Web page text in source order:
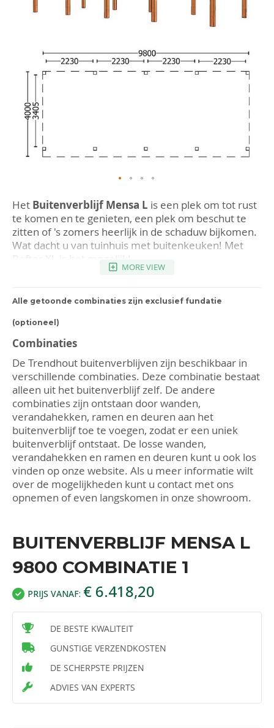
afbeeldingen-
gallerij
naar
het
begin
van
de
afbeeldingen-
Het Buitenverblijf Mensa L is een plek om tot rust
te komen en te genieten, een plek om beschut te
zitten of 's zomers heerlijk in de schaduw bijkomen.
Wat dacht u van tuinhuis met buitenkeuken! Met
Refter XL is het mogelijk!
Het buitenverblijf is gemaakt van onbehandeld en
Lariks/Douglas
naaldhout soorten van Europa. Het hout dat
gebruikt wordt voor de constructie is dan ook
gecertificeerd. Lariks/Douglas valt op door de mooie
kleur en structuur die het buitenverblijf direct een
warme uitstraling geven. Het hout valt in
duurzaamheidsklasse III en heeft onbehandeld een
levensduur van circa 10 tot 15 jaar. Met het
uitdrogen wordt het hout steeds harder en
onbehandeld zal het hout uiteindelijk een mooie,
natuurlijke grijze kleur krijgen. Natuurlijk is het
mogelijk om het buitenverblijf te laten behandelen.
Neem hiervoor contact op met een van onze
verkopers naar de dieverse mogelijkheden.
Eersteklas kwaliteit: Lariks/Douglas
Afmetingen (bxdxh): 5000 x 4000 x 2600 mm
mm
Inhoud bouwpakket
MORE VIEW
Alle getoonde combinaties zijn exclusief fundatie
(optioneel)
Combinaties
De Trendhout buitenverblijven zijn beschikbaar in
verschillende combinaties. Deze combinatie bestaat
alleen uit het buitenverblijf zelf. De andere
combinaties zijn ontstaan door wanden,
verandahekken, ramen en deuren aan het
buitenverblijf toe te voegen, zodat er een uniek
buitenverblijf ontstaat. De losse wanden,
verandahekken en ramen en deuren kunt u ook los
vinden op onze website. Als u meer informatie wilt
over de mogelijkheden kunt u contact met ons
opnemen of even langskomen in onze showroom.
BUITENVERBLIJF MENSA L
9800 COMBINATIE 1
PRIJS VANAF: € 6.418,20
DE BESTE KWALITEIT
GUNSTIGE VERZENDKOSTEN
DE SCHERPSTE PRIJZEN
ADVIES VAN EXPERTS